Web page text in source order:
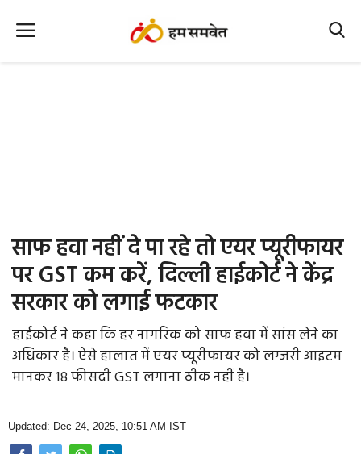
Office Office
Political Gossips
Farm & Food
Opinion
Photo Gallery
साफ हवा नहीं दे पा रहे तो एयर प्यूरीफायर
पर GST कम करें, दिल्ली हाईकोर्ट ने केंद्र
सरकार को लगाई फटकार
हाईकोर्ट ने कहा कि हर नागरिक को साफ हवा में सांस लेने का
अधिकार है। ऐसे हालात में एयर प्यूरीफायर को लग्जरी आइटम
मानकर 18 फीसदी GST लगाना ठीक नहीं है।
Updated: Dec 24, 2025, 10:51 AM IST